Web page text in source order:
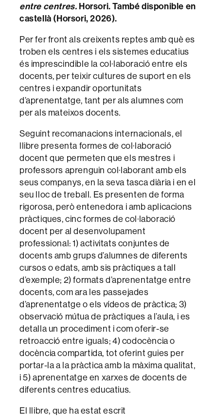
entre centres. Horsori. També disponible en
castellà (Horsori, 2026).
Per fer front als creixents reptes amb què es
troben els centres i els sistemes educatius
és imprescindible la col·laboració entre els
docents, per teixir cultures de suport en els
centres i expandir oportunitats
d’aprenentatge, tant per als alumnes com
per als mateixos docents.
Seguint recomanacions internacionals, el
llibre presenta formes de col·laboració
docent que permeten que els mestres i
professors aprenguin col·laborant amb els
seus companys, en la seva tasca diària i en el
seu lloc de treball. Es presenten de forma
rigorosa, però entenedora i amb aplicacions
pràctiques, cinc formes de col·laboració
docent per al desenvolupament
professional: 1) activitats conjuntes de
docents amb grups d’alumnes de diferents
cursos o edats, amb sis pràctiques a tall
d’exemple; 2) formats d’aprenentatge entre
docents, com ara les passejades
d’aprenentatge o els vídeos de pràctica; 3)
observació mútua de pràctiques a l’aula, i es
detalla un procediment i com oferir-se
retroacció entre iguals; 4) codocència o
docència compartida, tot oferint guies per
portar-la a la pràctica amb la màxima qualitat,
i 5) aprenentatge en xarxes de docents de
diferents centres educatius.
El llibre, que ha estat escrit